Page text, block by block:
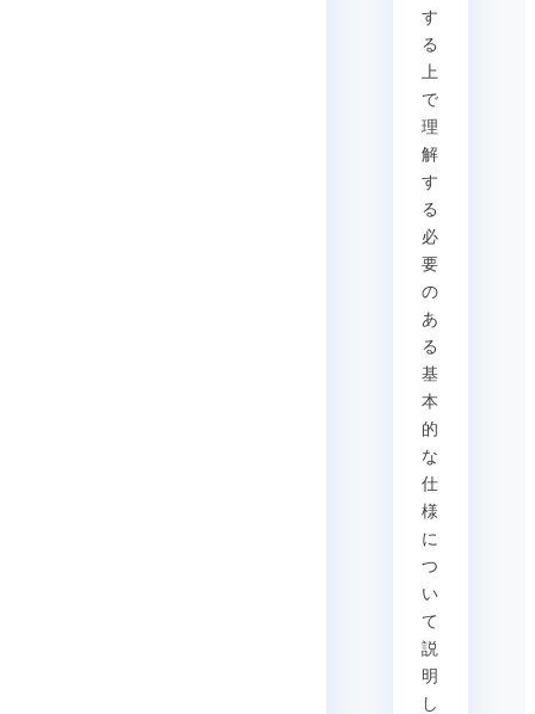
す
る
上
で
理
解
す
る
必
要
の
あ
る
基
本
的
な
仕
様
に
つ
い
て
説
明
し